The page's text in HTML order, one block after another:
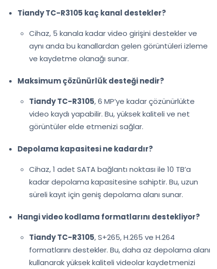
Tiandy TC-R3105 kaç kanal destekler?
Cihaz, 5 kanala kadar video girişini destekler ve
aynı anda bu kanallardan gelen görüntüleri izleme
ve kaydetme olanağı sunar.
Maksimum çözünürlük desteği nedir?
Tiandy TC-R3105, 6 MP’ye kadar çözünürlükte
video kaydı yapabilir. Bu, yüksek kaliteli ve net
görüntüler elde etmenizi sağlar.
Depolama kapasitesi ne kadardır?
Cihaz, 1 adet SATA bağlantı noktası ile 10 TB’a
kadar depolama kapasitesine sahiptir. Bu, uzun
süreli kayıt için geniş depolama alanı sunar.
Hangi video kodlama formatlarını destekliyor?
Tiandy TC-R3105, S+265, H.265 ve H.264
formatlarını destekler. Bu, daha az depolama alanı
kullanarak yüksek kaliteli videolar kaydetmenizi